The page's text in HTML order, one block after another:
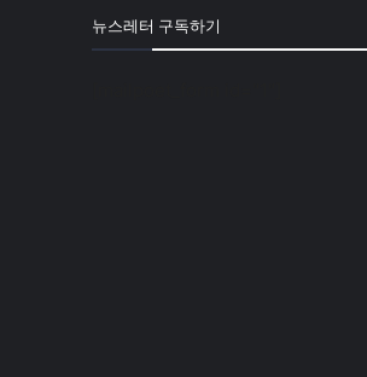
뉴스레터 구독하기